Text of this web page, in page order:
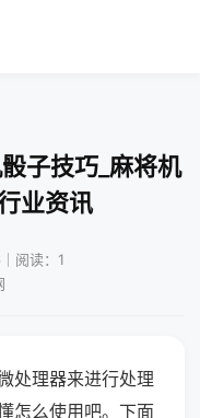
子技巧_麻将机
业资讯
阅读：1
处理器来进行处理
怎么使用吧。下面